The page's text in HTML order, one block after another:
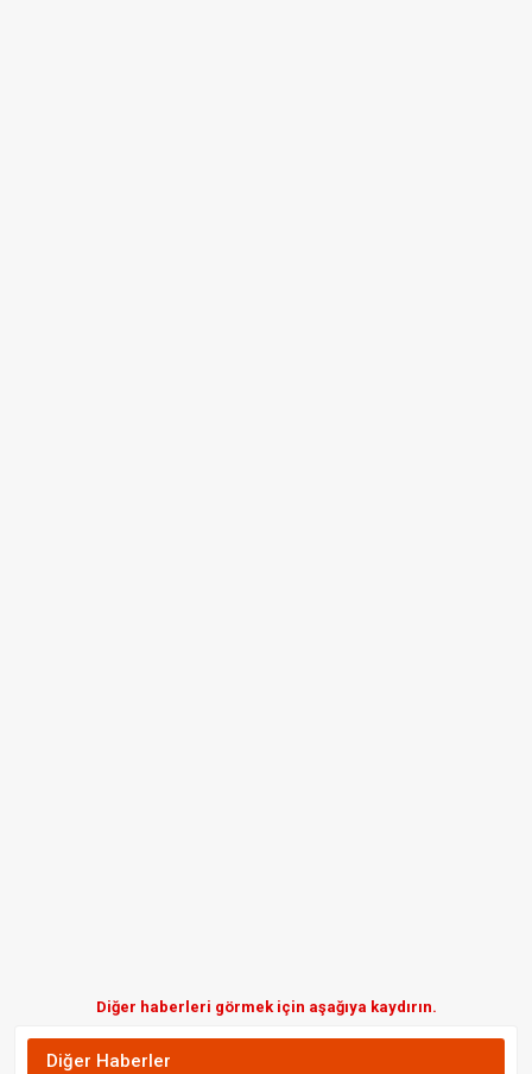
Diğer haberleri görmek için aşağıya kaydırın.
Diğer Haberler